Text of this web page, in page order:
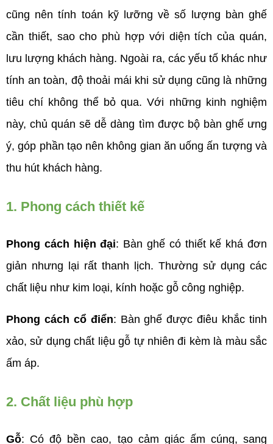
cũng nên tính toán kỹ lưỡng về số lượng bàn ghế
cần thiết, sao cho phù hợp với diện tích của quán,
lưu lượng khách hàng. Ngoài ra, các yếu tố khác như
tính an toàn, độ thoải mái khi sử dụng cũng là những
tiêu chí không thể bỏ qua. Với những kinh nghiệm
này, chủ quán sẽ dễ dàng tìm được bộ bàn ghế ưng
ý, góp phần tạo nên không gian ăn uống ấn tượng và
thu hút khách hàng.
1. Phong cách thiết kế
Phong cách hiện đại: Bàn ghế có thiết kế khá đơn
giản nhưng lại rất thanh lịch. Thường sử dụng các
chất liệu như kim loại, kính hoặc gỗ công nghiệp.
Phong cách cổ điển: Bàn ghế được điêu khắc tinh
xảo, sử dụng chất liệu gỗ tự nhiên đi kèm là màu sắc
ấm áp.
2. Chất liệu phù hợp
Gỗ: Có độ bền cao, tạo cảm giác ấm cúng, sang